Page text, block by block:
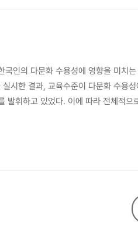
국인의 다문화 수용성에 영향을 미치
시한 결과, 교육수준이 다문화 수용
발휘하고 있었다. 이에 따라 전체적
노력을 기울이는 것이 중요하다는